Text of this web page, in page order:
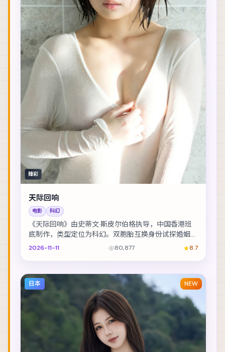
臻彩
天际回响
电影 科幻
《天际回响》由史蒂文·斯皮尔伯格执导，中国香港班
底制作，类型定位为科幻。双胞胎互换身份试探婚姻，
却在玩笑失控后难以收场。主演包括玛格特·罗比、王...
2026-11-11 80,877 8.7
日本 NEW